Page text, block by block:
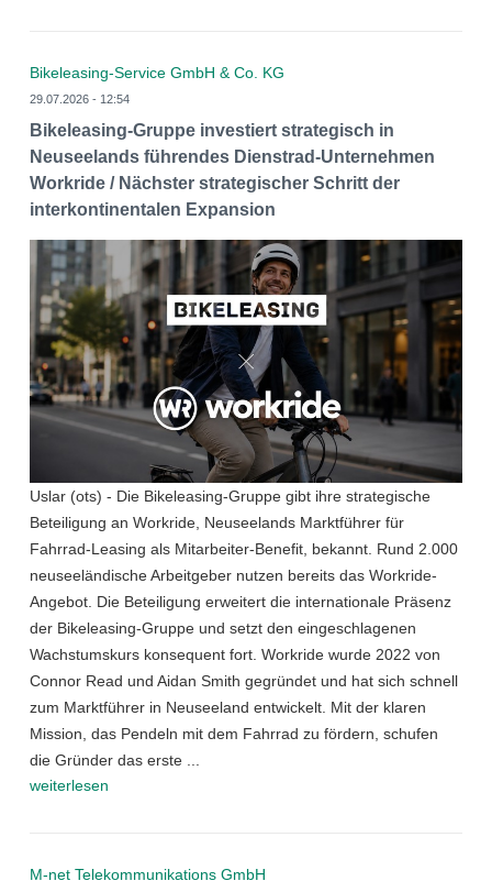
Bikeleasing-Service GmbH & Co. KG
29.07.2026 - 12:54
Bikeleasing-Gruppe investiert strategisch in
Neuseelands führendes Dienstrad-Unternehmen
Workride / Nächster strategischer Schritt der
interkontinentalen Expansion
Uslar (ots) - Die Bikeleasing-Gruppe gibt ihre strategische
Beteiligung an Workride, Neuseelands Marktführer für
Fahrrad-Leasing als Mitarbeiter-Benefit, bekannt. Rund 2.000
neuseeländische Arbeitgeber nutzen bereits das Workride-
Angebot. Die Beteiligung erweitert die internationale Präsenz
der Bikeleasing-Gruppe und setzt den eingeschlagenen
Wachstumskurs konsequent fort. Workride wurde 2022 von
Connor Read und Aidan Smith gegründet und hat sich schnell
zum Marktführer in Neuseeland entwickelt. Mit der klaren
Mission, das Pendeln mit dem Fahrrad zu fördern, schufen
die Gründer das erste ...
weiterlesen
M-net Telekommunikations GmbH